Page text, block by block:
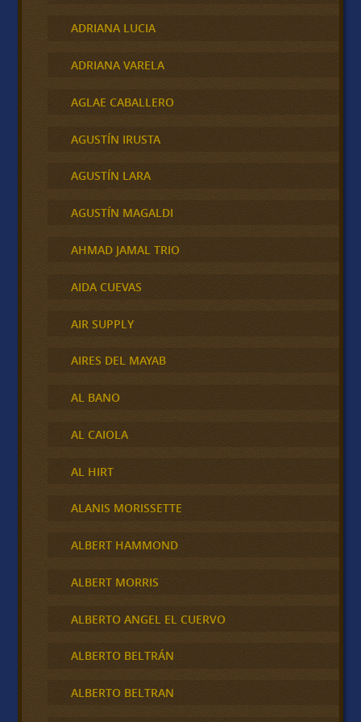
ADRIANA LUCIA
ADRIANA VARELA
AGLAE CABALLERO
AGUSTÍN IRUSTA
AGUSTÍN LARA
AGUSTÍN MAGALDI
AHMAD JAMAL TRIO
AIDA CUEVAS
AIR SUPPLY
AIRES DEL MAYAB
AL BANO
AL CAIOLA
AL HIRT
ALANIS MORISSETTE
ALBERT HAMMOND
ALBERT MORRIS
ALBERTO ANGEL EL CUERVO
ALBERTO BELTRÁN
ALBERTO BELTRAN